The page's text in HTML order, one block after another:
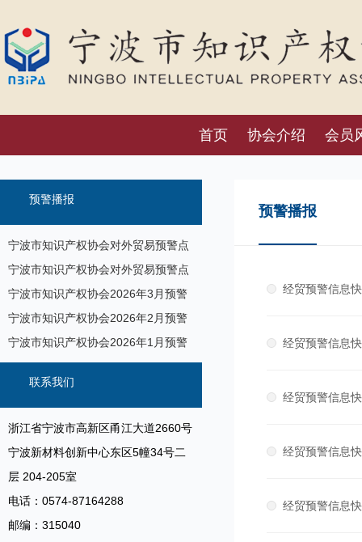
首页 协会介绍 会员
预警播报
宁波市知识产权协会对外贸易预警点
预警信息发布（7月17日）
宁波市知识产权协会对外贸易预警点
预警信息发布
宁波市知识产权协会2026年3月预警
信息
宁波市知识产权协会2026年2月预警
信息
宁波市知识产权协会2026年1月预警
信息
联系我们
浙江省宁波市高新区甬江大道2660号
宁波新材料创新中心东区5幢34号二
层 204-205室
电话：0574-87164288
邮编：315040
预警播报
经贸预警信息
经贸预警信息
经贸预警信息
经贸预警信息
经贸预警信息